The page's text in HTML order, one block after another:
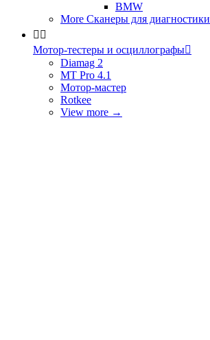
BMW
More Сканеры для диагностики
 
Мотор-тестеры и осциллографы
Diamag 2
MT Pro 4.1
Мотор-мастер
Rotkee
View more →